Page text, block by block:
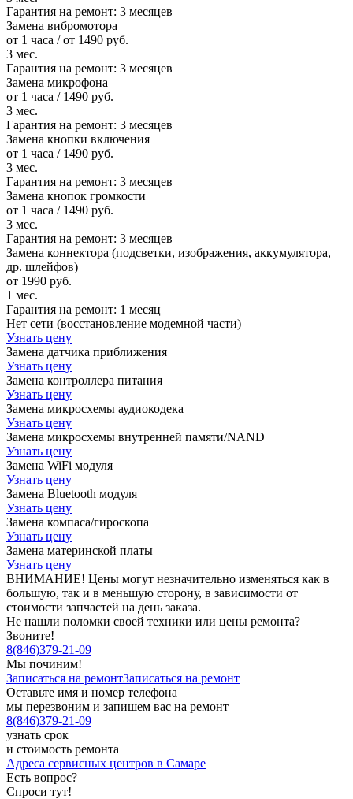
Гарантия на ремонт: 3 месяцев
Замена вибромотора
от 1 часа / от 1490 руб.
3 мес.
Гарантия на ремонт: 3 месяцев
Замена микрофона
от 1 часа / 1490 руб.
3 мес.
Гарантия на ремонт: 3 месяцев
Замена кнопки включения
от 1 часа / 1490 руб.
3 мес.
Гарантия на ремонт: 3 месяцев
Замена кнопок громкости
от 1 часа / 1490 руб.
3 мес.
Гарантия на ремонт: 3 месяцев
Замена коннектора (подсветки, изображения, аккумулятора,
др. шлейфов)
от 1990 руб.
1 мес.
Гарантия на ремонт: 1 месяц
Нет сети (восстановление модемной части)
Узнать цену
Замена датчика приближения
Узнать цену
Замена контроллера питания
Узнать цену
Замена микросхемы аудиокодека
Узнать цену
Замена микросхемы внутренней памяти/NAND
Узнать цену
Замена WiFi модуля
Узнать цену
Замена Bluetooth модуля
Узнать цену
Замена компаса/гироскопа
Узнать цену
Замена материнской платы
Узнать цену
ВНИМАНИЕ! Цены могут незначительно изменяться как в
большую, так и в меньшую сторону, в зависимости от
стоимости запчастей на день заказа.
Не нашли поломки своей техники или цены ремонта?
Звоните!
8(846)379-21-09
Мы починим!
Записаться на ремонтЗаписаться на ремонт
Оставьте имя и номер телефона
мы перезвоним и запишем вас на ремонт
8(846)379-21-09
узнать срок
и стоимость ремонта
Адреса сервисных центров в Самаре
Есть вопрос?
Спроси тут!